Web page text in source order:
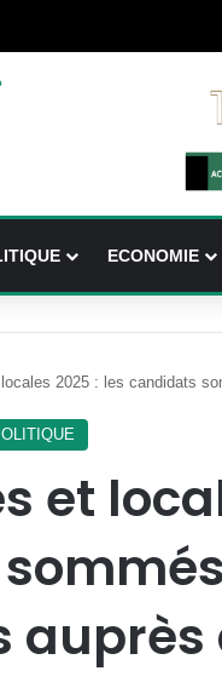
ECONOMIE
2025 : les candidats
et